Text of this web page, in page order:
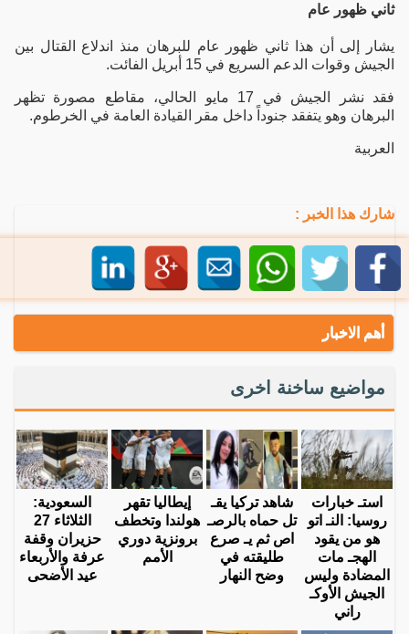
ثاني ظهور عام
يشار إلى أن هذا ثاني ظهور عام للبرهان منذ اندلاع القتال بين
الجيش وقوات الدعم السريع في 15 أبريل الفائت.
فقد نشر الجيش في 17 مايو الحالي، مقاطع مصورة تظهر
البرهان وهو يتفقد جنوداً داخل مقر القيادة العامة في الخرطوم.
العربية
شارك هذا الخبر :
أهم الاخبار
مواضيع ساخنة اخرى
استـ خبارات
روسيا: النـ اتو
هو من يقود
الهجـ مات
المضادة وليس
الجيش الأوكـ
راني
شاهد تركيا يقـ
تل حماه بالرصـ
اص ثم يـ صرع
طليقته في
وضح النهار
إيطاليا تقهر
هولندا وتخطف
برونزية دوري
الأمم
السعودية:
الثلاثاء 27
حزيران وقفة
عرفة والأربعاء
عيد الأضحى